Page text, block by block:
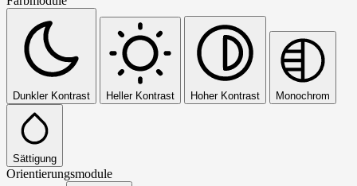
Dunkler Kontrast Heller Kontrast Hoher Kontrast Monochrom
Sättigung
Orientierungsmodule